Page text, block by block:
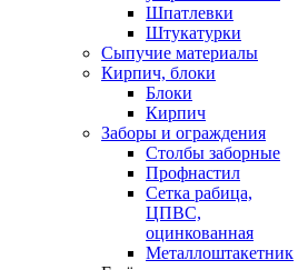
Шпатлевки
Штукатурки
Сыпучие материалы
Кирпич, блоки
Блоки
Кирпич
Заборы и ограждения
Столбы заборные
Профнастил
Сетка рабица,
ЦПВС,
оцинкованная
Металлоштакетник